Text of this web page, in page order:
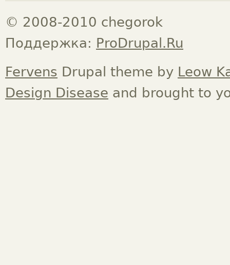
© 2008-2010 chegorok
Поддержка: ProDrupal.Ru
Fervens Drupal theme by Leow
Design Disease and brought to